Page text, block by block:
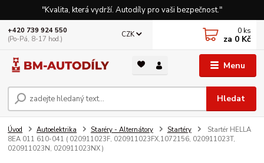
"Kvalita, která vydrží. Autodíly pro vaši bezpečnost."
Menu
CZK
Hledat
+420 739 924 550
(Po-Pá, 8-17 hod.)
0 ks
za 0 Kč
Úvod Autoelektrika Staréry - Alternátory Startéry
Startér HELLA
8EA 011 610-041 ( 020911023F, 020911023FX,1072156, 020911023T,
020911023N, 020911023NX )